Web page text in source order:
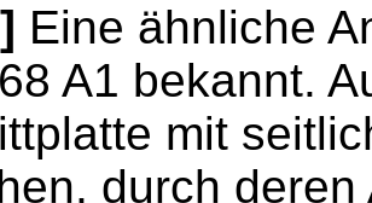
Eine ähnliche
A1 bekannt.
mit
durch